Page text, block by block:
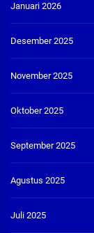
Januari 2026
Desember 2025
November 2025
Oktober 2025
September 2025
Agustus 2025
Juli 2025